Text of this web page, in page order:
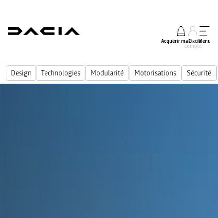
Acquérir ma Dacia
Mon
compte
Menu
Design Technologies Modularité Motorisations Sécurité